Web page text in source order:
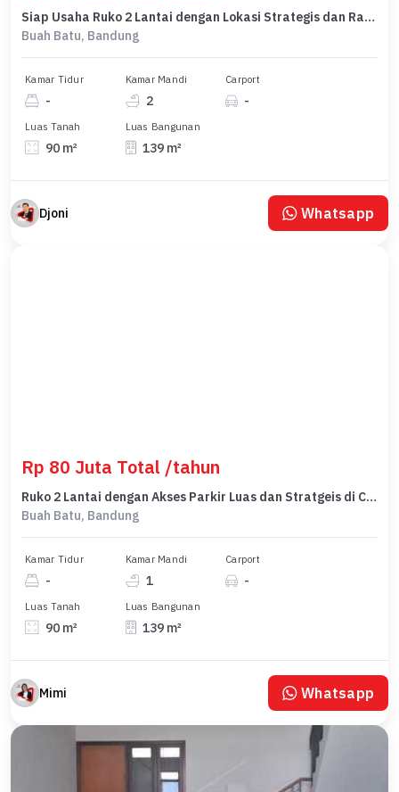
Siap Usaha Ruko 2 Lantai dengan Lokasi Strategis dan Ramai di Chery Field Buah Batu Bandung
Buah Batu, Bandung
Kamar Tidur
-
Kamar Mandi
2
Carport
-
Luas Tanah
90 m²
Luas Bangunan
139 m²
Djoni Whatsapp
Rp 80 Juta Total /tahun
Ruko 2 Lantai dengan Akses Parkir Luas dan Stratgeis di Chery Field Buah Batu Bandung
Buah Batu, Bandung
Kamar Tidur
-
Kamar Mandi
1
Carport
-
Luas Tanah
90 m²
Luas Bangunan
139 m²
Mimi Whatsapp